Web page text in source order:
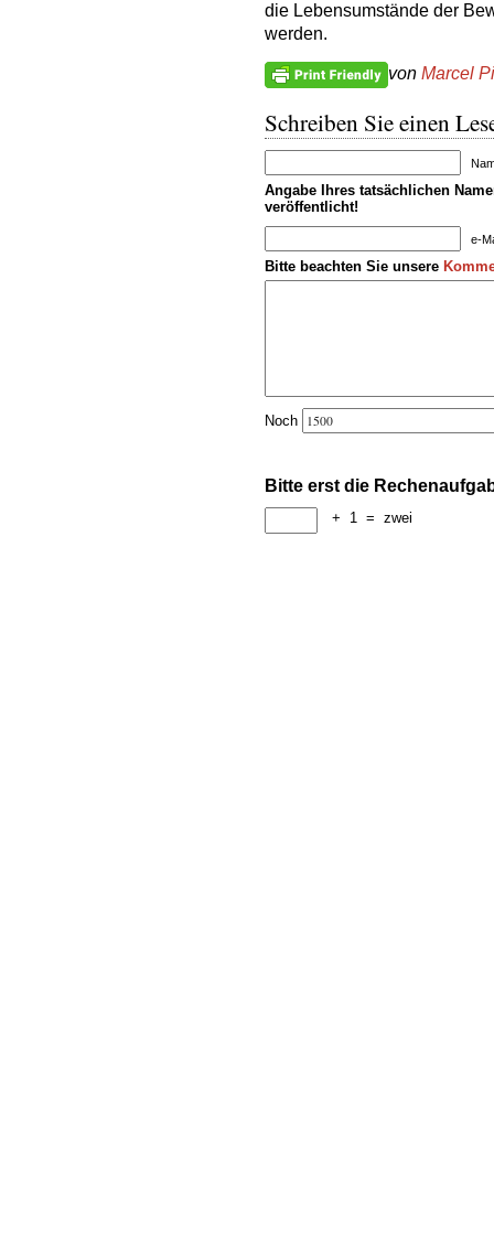
die Lebensumstände der
werden.
von Marcel
Schreiben Sie einen
Angabe Ihres tatsächlichen
veröffentlicht!
e-
Bitte beachten Sie unsere
Noch
Bitte erst die
+ 1 = zwei